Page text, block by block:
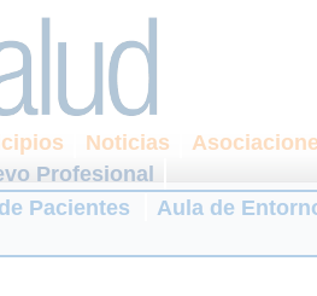
Noticias
Profesional
Pacientes Aula de